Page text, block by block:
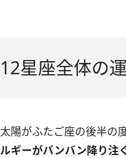
12星座全体の
太陽がふたご座の後半の
ルギーがバンバン降り注